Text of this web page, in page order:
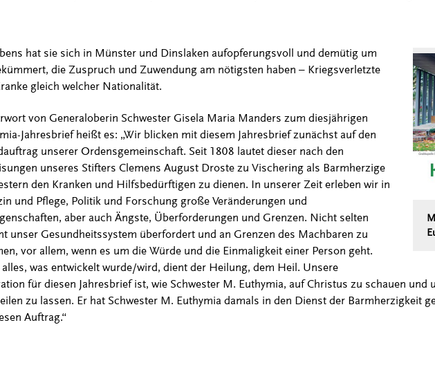
hat sie sich in Münster und Dinslaken aufopferungsvoll und demütig um
die Zuspruch und Zuwendung am nötigsten haben – Kriegsverletzte
gleich welcher Nationalität.
von Generaloberin Schwester Gisela Maria Manders zum diesjährigen
Jahresbrief heißt es: „Wir blicken mit diesem Jahresbrief zunächst auf den
unserer Ordensgemeinschaft. Seit 1808 lautet dieser nach den
unseres Stifters Clemens August Droste zu Vischering als Barmherzige
den Kranken und Hilfsbedürftigen zu dienen. In unserer Zeit erleben wir in
und Pflege, Politik und Forschung große Veränderungen und
aber auch Ängste, Überforderungen und Grenzen. Nicht selten
unser Gesundheitssystem überfordert und an Grenzen des Machbaren zu
vor allem, wenn es um die Würde und die Einmaligkeit einer Person geht.
was entwickelt wurde/wird, dient der Heilung, dem Heil. Unsere
für diesen Jahresbrief ist, wie Schwester M. Euthymia, auf Christus zu schauen und
zu lassen. Er hat Schwester M. Euthymia damals in den Dienst der Barmherzigkeit
Auftrag.“